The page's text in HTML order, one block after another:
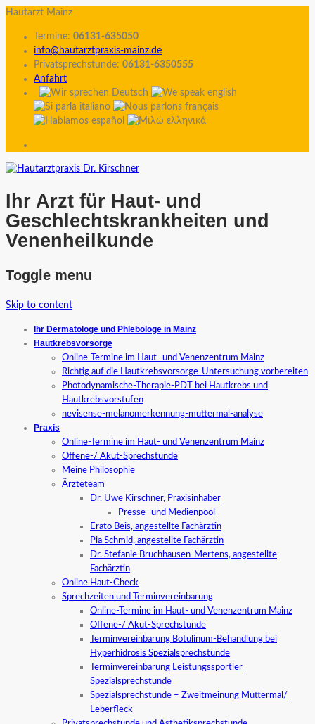
Hautarzt Mainz
Termine: 06131-635050
info@hautarztpraxis-mainz.de
Privatsprechstunde: 06131-6350555
Anfahrt
Ihr Arzt für Haut- und
Geschlechtskrankheiten und
Venenheilkunde
Toggle menu
Skip to content
Ihr Dermatologe und Phlebologe in Mainz
Hautkrebsvorsorge
Online-Termine im Haut- und Venenzentrum Mainz
Richtig auf die Hautkrebsvorsorge-Untersuchung vorbereiten
Photodynamische-Therapie-PDT bei Hautkrebs und
Hautkrebsvorstufen
nevisense-melanomerkennung-muttermal-analyse
Praxis
Online-Termine im Haut- und Venenzentrum Mainz
Offene-/ Akut-Sprechstunde
Meine Philosophie
Ärzteteam
Dr. Uwe Kirschner, Praxisinhaber
Presse- und Medienpool
Erato Beis, angestellte Fachärztin
Pia Schmid, angestellte Fachärztin
Dr. Stefanie Bruchhausen-Mertens, angestellte
Fachärztin
Online Haut-Check
Sprechzeiten und Terminvereinbarung
Online-Termine im Haut- und Venenzentrum Mainz
Offene-/ Akut-Sprechstunde
Terminvereinbarung Botulinum-Behandlung bei
Hyperhidrosis Spezialsprechstunde
Terminvereinbarung Leistungssportler
Spezialsprechstunde
Spezialsprechstunde – Zweitmeinung Muttermal/
Leberfleck